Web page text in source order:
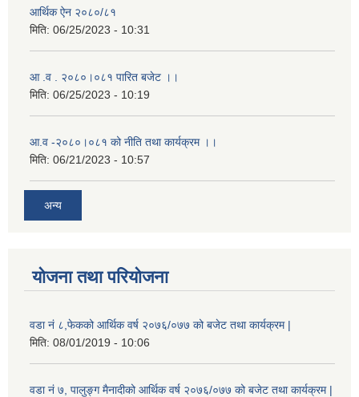
आर्थिक ऐन २०८०/८१
मिति: 06/25/2023 - 10:31
आ .व . २०८०।०८१ पारित बजेट ।।
मिति: 06/25/2023 - 10:19
आ.व -२०८०।०८१ को नीति तथा कार्यक्रम ।।
मिति: 06/21/2023 - 10:57
अन्य
योजना तथा परियोजना
वडा नं ८,फेकको आर्थिक वर्ष २०७६/०७७ को बजेट तथा कार्यक्रम |
मिति: 08/01/2019 - 10:06
वडा नं ७, पालुङ्ग मैनादीको आर्थिक वर्ष २०७६/०७७ को बजेट तथा कार्यक्रम |